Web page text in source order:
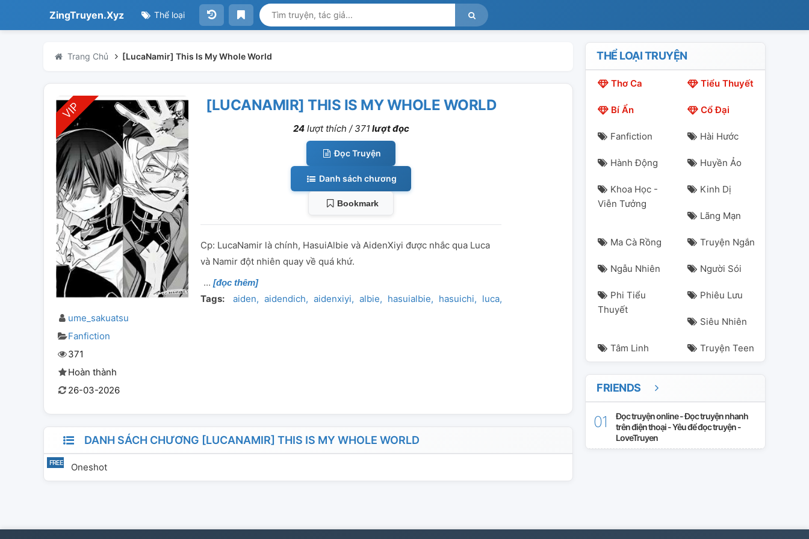
ZingTruyen.Xyz Thể loại
Trang Chủ [LucaNamir] This Is My Whole World
ume_sakuatsu
Fanfiction
371
Hoàn thành
26-03-2026
[LUCANAMIR] THIS IS MY WHOLE WORLD
24lượt thích / 371 lượt đọc
Đọc Truyện
Danh sách chương
Bookmark
Cp: LucaNamir là chính, HasuiAlbie và AidenXiyi được nhắc qua Luca
và Namir đột nhiên quay về quá khứ.
[đọc thêm]
Tags: aiden aidendich aidenxiyi albie hasuialbie hasuichi luca rekkyosensen
DANH SÁCH CHƯƠNG [LUCANAMIR] THIS IS MY WHOLE WORLD
Oneshot
THỂ LOẠI TRUYỆN
Thơ Ca Tiểu Thuyết
Bí Ẩn Cổ Đại
Fanfiction Hài Hước
Hành Động Huyền Ảo
Khoa Học -
Viễn Tưởng
Kinh Dị
Lãng Mạn
Ma Cà Rồng Truyện Ngắn
Ngẫu Nhiên Người Sói
Phi Tiểu
Thuyết
Phiêu Lưu
Siêu Nhiên
Tâm Linh Truyện Teen
FRIENDS
Đọc truyện online - Đọc truyện nhanh
trên điện thoại - Yêu để đọc truyện -
LoveTruyen